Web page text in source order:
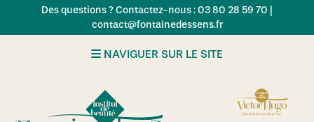
Skip to main content
Des questions ? Contactez-nous : 03 80 28 59 70 |
contact@fontainedessens.fr
NAVIGUER SUR LE SITE